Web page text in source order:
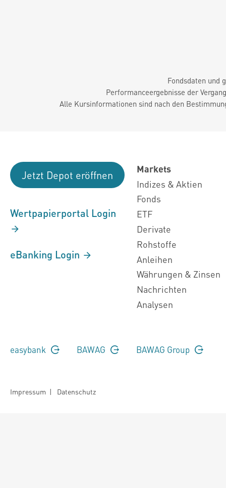
Fondsdaten und
Performanceergebnisse der
Alle Kursinformationen sind nach den
Jetzt Depot eröffnen
Wertpapierportal Login
eBanking Login
Markets
Indizes & Aktien
Fonds
ETF
Derivate
Rohstoffe
Anleihen
Währungen & Zinsen
Nachrichten
Analysen
easybank BAWAG BAWAG Group
Impressum | Datenschutz